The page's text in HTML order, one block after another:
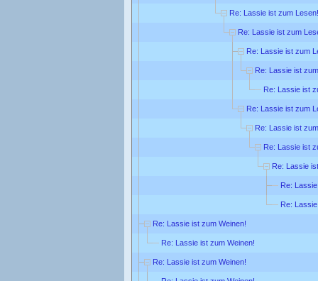
Re: Lassie ist zum Lesen!
Re: Lassie ist zum
Re: Lassie ist zum
Re: Lassie ist
Re: Lassie ist
Re: Lassie ist zum
Re: Lassie ist
Re: Lassie ist
Re: Lassie
Re:
Re:
Re: Lassie ist zum Weinen!
Re: Lassie ist zum Weinen!
Re: Lassie ist zum Weinen!